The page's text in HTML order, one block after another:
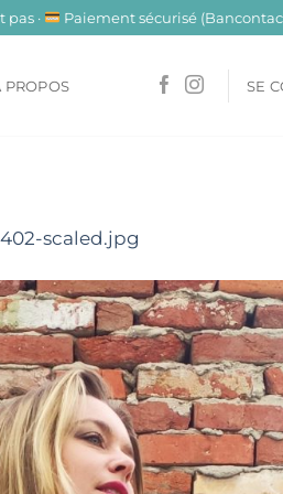
· Paiement sécurisé
PROPOS SE
scaled.jpg